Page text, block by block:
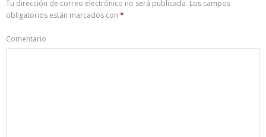
Tu dirección de correo electrónico no será publicada. Los campos
obligatorios están marcados con *
Comentario